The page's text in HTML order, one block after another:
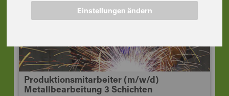
Einstellungen ändern
Produktionsmitarbeiter (m/w/d)
Metallbearbeitung 3 Schichten